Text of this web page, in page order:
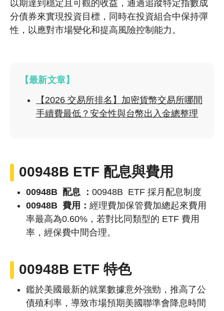
以期達到穩定且可觀的收益，通過追蹤特定指數成
分債券來實現投資目標，同時在投資組合中保持彈
性，以應對市場變化和提高風險控制能力。
【最新文章】
【2026 交易所排名】加密貨幣交易所哪間
手續費最低？安全性與台幣出入金總整理
00948B ETF 配息與費用
00948B 配息 ： 00948B ETF 採月配息制度
00948B 費用： 經理費加保管費加總起來費用
率最高為0.60%，若對比同類型的 ETF 費用
率，經保費中間合理。
00948B ETF 特色
鑑於美國最新的就業數據意外強勁，推高了公
債殖利率，導致市場預期美國聯準會降息時間